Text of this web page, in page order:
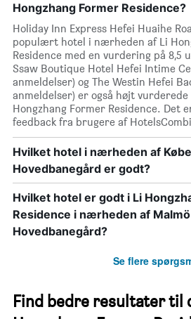
Hongzhang Former Residence?
Holiday Inn Express Hefei Huaihe
populært hotel i nærheden af Li
Residence med en vurdering på 8,5
Ssaw Boutique Hotel Hefei Intime
anmeldelser) og The Westin Hefei
anmeldelser) er også højt
Hongzhang Former Residence. Det
feedback fra brugere af
Hvilket hotel i nærheden af
Hovedbanegård er godt?
Hvilket hotel er godt i Li
Residence i nærheden af Malmö
Hovedbanegård?
Se flere
Find bedre resultater til